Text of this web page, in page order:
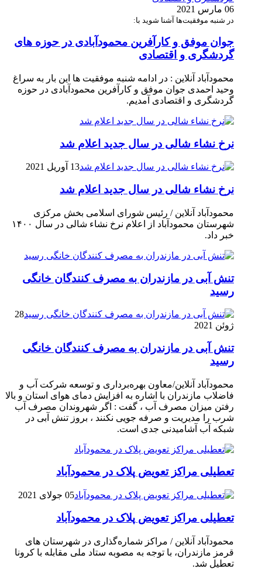
06 مارس 2021
در شنبه موفقیت‌ها آشنا شوید با:
جوان موفق و کارآفرین محمودآبادی در حوزه های
گردشگری و اقتصادی
محمودآباد آنلاین : در ادامه شنبه موفقیت ها این بار به سراغ
وحید احمدی جوان موفق و کارآفرین محمودآبادی در حوزه
گردشگری و اقتصادی آمدیم.
نرخ نشاء شالی در سال جدید اعلام شد
13 آوریل 2021
نرخ نشاء شالی در سال جدید اعلام شد
محمودآباد آنلاین / رئیس شورای اسلامی بخش مرکزی
شهرستان محمودآباد از اعلام نرخ نشاء شالی در سال ۱۴۰۰
خبر داد.
تنش آبی در مازندران به مصرف كنندگان خانگی
رسيد
28
ژوئن 2021
تنش آبی در مازندران به مصرف كنندگان خانگی
رسيد
محمودآباد آنلاین/معاون بهره‌برداری و توسعه شرکت آب و
فاضلاب مازندران با اشاره به افزایش دمای هوای استان و بالا
رفتن میزان مصرف آب ، گفت : اگر شهروندان مصرف آب
شرب را مدیریت و صرفه جویی نکنند ، بروز تنش آبی در
شبکه آب آشامیدنی جدی است.
تعطیلی مراکز تعویض پلاک در محمودآباد
05 جولای 2021
تعطیلی مراکز تعویض پلاک در محمودآباد
محمودآباد آنلاین / مراکز شماره‌گذاری در شهر‌ستان های
قرمز مازندران، با توجه به مصوبه ستاد ملی مقابله با کرونا
تعطیل شد.